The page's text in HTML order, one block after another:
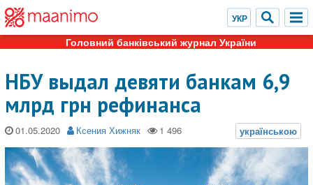
Головний банківський журнал України
НБУ выдал девяти банкам 6,9
млрд грн рефинанса
01.05.2020 Ксения Хижняк